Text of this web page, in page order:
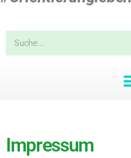
Impressum